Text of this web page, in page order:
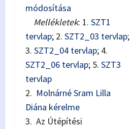
módosítása
Mellékletek: 1. SZT1
tervlap; 2. SZT2_03 tervlap;
3. SZT2_04 tervlap; 4.
SZT2_06 tervlap; 5. SZT3
tervlap
2. Molnárné Sram Lilla
Diána kérelme
3. Az Útépítési